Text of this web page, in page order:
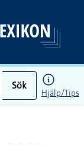
Sök
Hjälp/Tips